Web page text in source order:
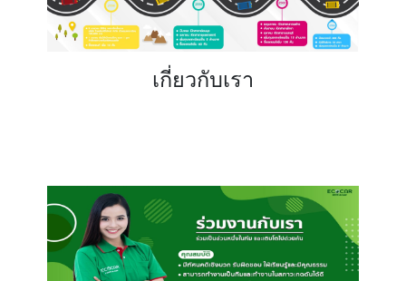
เกี่ยวกับเรา